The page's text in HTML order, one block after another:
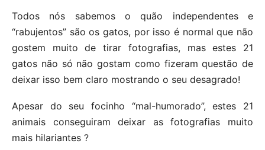
Todos nós sabemos o quão independentes e
“rabujentos” são os gatos, por isso é normal que não
gostem muito de tirar fotografias, mas estes 21
gatos não só não gostam como fizeram questão de
deixar isso bem claro mostrando o seu desagrado!
Apesar do seu focinho “mal-humorado”, estes 21
animais conseguiram deixar as fotografias muito
mais hilariantes ?